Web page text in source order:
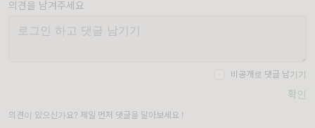
의견을 남겨주세요
비공개로 댓글 남기기
확인
의견이 있으신가요? 제일 먼저 댓글을 달아보세요 !